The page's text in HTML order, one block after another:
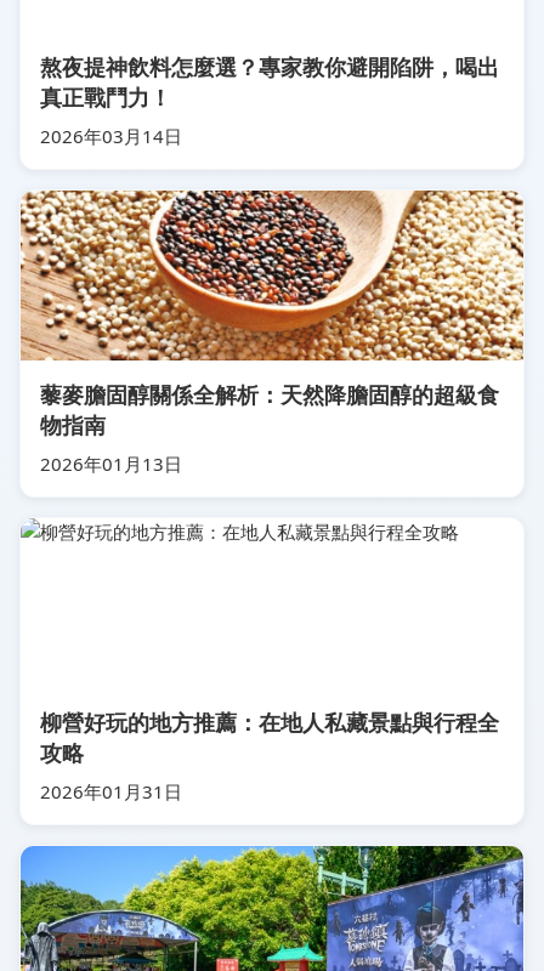
熬夜提神飲料怎麼選？專家教你避開陷阱，喝出
真正戰鬥力！
2026年03月14日
藜麥膽固醇關係全解析：天然降膽固醇的超級食
物指南
2026年01月13日
柳營好玩的地方推薦：在地人私藏景點與行程全
攻略
2026年01月31日